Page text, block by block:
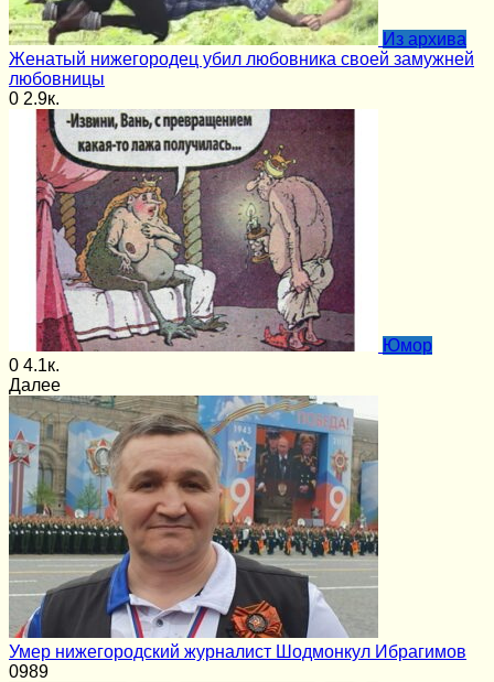
Из архива
Женатый нижегородец убил любовника своей замужней
любовницы
0 2.9к.
Юмор
0 4.1к.
Далее
Умер нижегородский журналист Шодмонкул Ибрагимов
0989